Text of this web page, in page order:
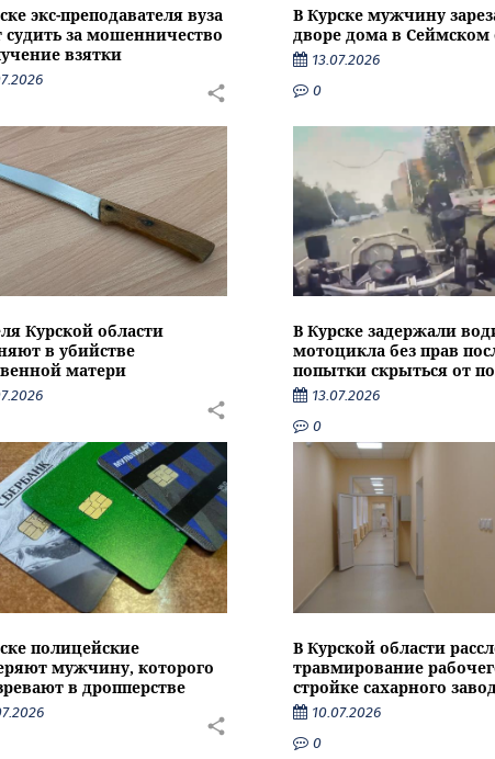
экс-преподавателя вуза
судить за мошенничество
взятки
В Курске мужчину
дворе дома в Сеймском
13.07.2026
0
Курской области
в убийстве
матери
В Курске задержали
мотоцикла без прав
попытки скрыться от
13.07.2026
0
полицейские
мужчину, которого
в дропперстве
В Курской области
травмирование
стройке сахарного
10.07.2026
0